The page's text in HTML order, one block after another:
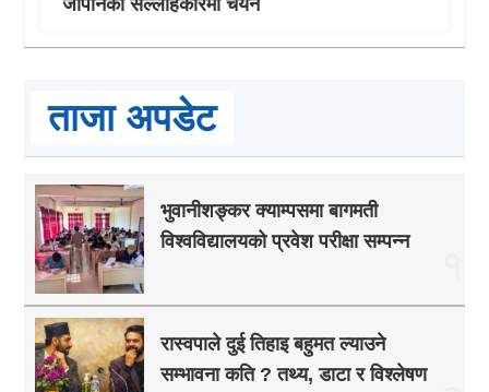
ताजा अपडेट
भुवानीशङ्कर क्याम्पसमा बागमती
विश्वविद्यालयको प्रवेश परीक्षा सम्पन्न
रास्वपाले दुई तिहाइ बहुमत ल्याउने
सम्भावना कति ? तथ्य, डाटा र विश्लेषण